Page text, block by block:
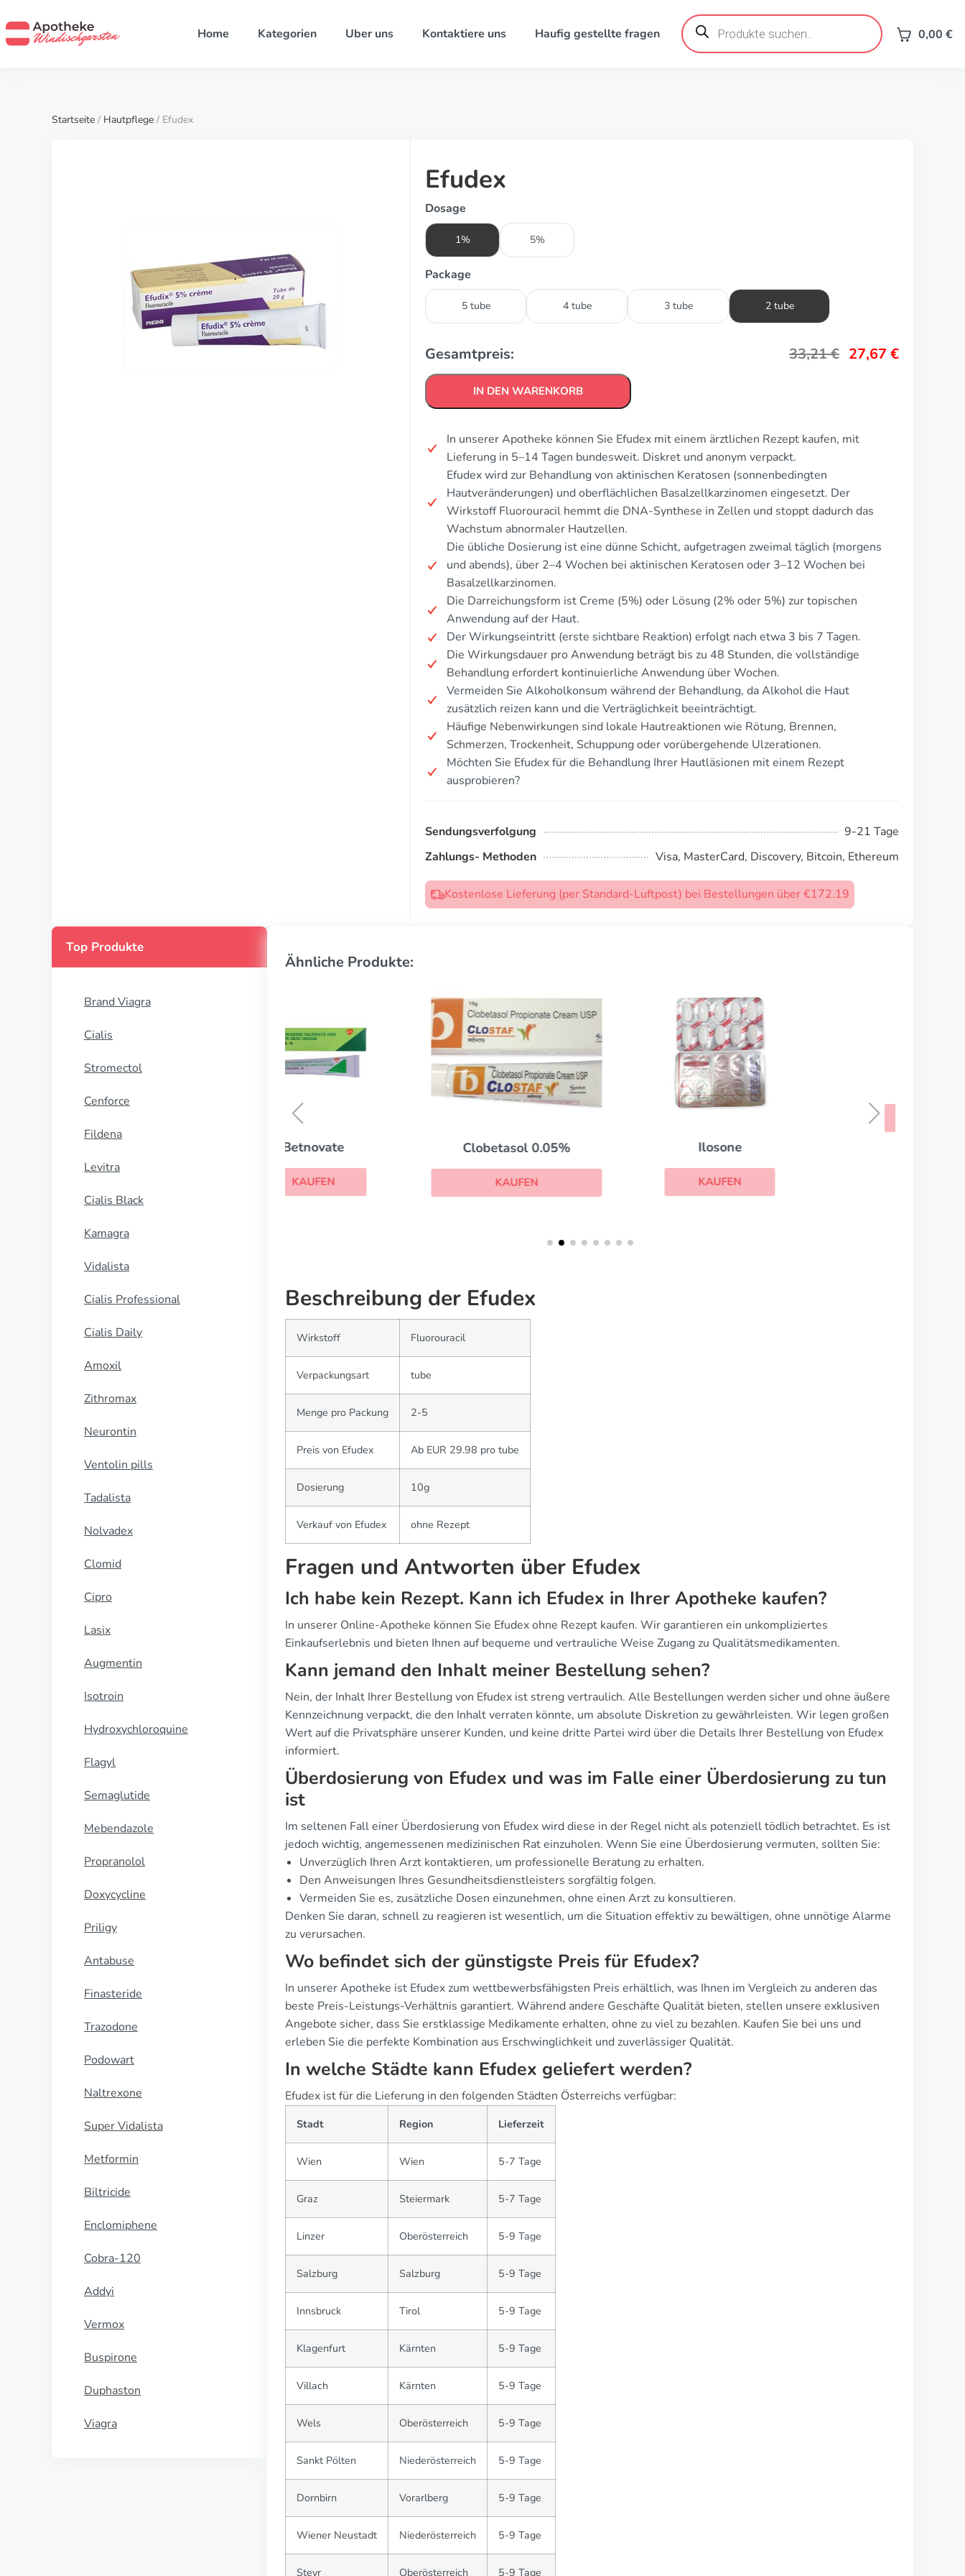
Home Kategorien Uber uns Kontaktiere uns Haufig gestellte fragen
Products
search 0,00 €
Startseite / Hautpflege / Efudex
Efudex
Dosage
1% 5%
Package
5 tube 4 tube 3 tube 2 tube
Gesamtpreis: 33,21€ 27,67 €
IN DEN WARENKORB
In unserer Apotheke können Sie Efudex mit einem ärztlichen Rezept kaufen, mit
Lieferung in 5–14 Tagen bundesweit. Diskret und anonym verpackt.
Efudex wird zur Behandlung von aktinischen Keratosen (sonnenbedingten
Hautveränderungen) und oberflächlichen Basalzellkarzinomen eingesetzt. Der
Wirkstoff Fluorouracil hemmt die DNA-Synthese in Zellen und stoppt dadurch das
Wachstum abnormaler Hautzellen.
Die übliche Dosierung ist eine dünne Schicht, aufgetragen zweimal täglich (morgens
und abends), über 2–4 Wochen bei aktinischen Keratosen oder 3–12 Wochen bei
Basalzellkarzinomen.
Die Darreichungsform ist Creme (5%) oder Lösung (2% oder 5%) zur topischen
Anwendung auf der Haut.
Der Wirkungseintritt (erste sichtbare Reaktion) erfolgt nach etwa 3 bis 7 Tagen.
Die Wirkungsdauer pro Anwendung beträgt bis zu 48 Stunden, die vollständige
Behandlung erfordert kontinuierliche Anwendung über Wochen.
Vermeiden Sie Alkoholkonsum während der Behandlung, da Alkohol die Haut
zusätzlich reizen kann und die Verträglichkeit beeinträchtigt.
Häufige Nebenwirkungen sind lokale Hautreaktionen wie Rötung, Brennen,
Schmerzen, Trockenheit, Schuppung oder vorübergehende Ulzerationen.
Möchten Sie Efudex für die Behandlung Ihrer Hautläsionen mit einem Rezept
ausprobieren?
Sendungsverfolgung
9-21 Tage
Zahlungs- Methoden
Visa, MasterCard, Discovery, Bitcoin, Ethereum
Kostenlose Lieferung (per Standard-Luftpost) bei Bestellungen über €172.19
Top Produkte
Brand Viagra
Cialis
Stromectol
Cenforce
Fildena
Levitra
Cialis Black
Kamagra
Vidalista
Cialis Professional
Cialis Daily
Amoxil
Zithromax
Neurontin
Ventolin pills
Tadalista
Nolvadex
Clomid
Cipro
Lasix
Augmentin
Isotroin
Hydroxychloroquine
Flagyl
Semaglutide
Mebendazole
Propranolol
Doxycycline
Priligy
Antabuse
Finasteride
Trazodone
Podowart
Naltrexone
Super Vidalista
Metformin
Biltricide
Enclomiphene
Cobra-120
Addyi
Vermox
Buspirone
Duphaston
Viagra
Ähnliche Produkte:
Clobetasol 0.05% Ilosone
Beschreibung der Efudex
Wirkstoff Fluorouracil
Verpackungsart tube
Menge pro Packung 2-5
Preis von Efudex Ab EUR 29.98 pro tube
Dosierung 10g
Verkauf von Efudex ohne Rezept
Fragen und Antworten über Efudex
Ich habe kein Rezept. Kann ich Efudex in Ihrer Apotheke kaufen?
In unserer Online-Apotheke können Sie Efudex ohne Rezept kaufen. Wir garantieren ein unkompliziertes
Einkaufserlebnis und bieten Ihnen auf bequeme und vertrauliche Weise Zugang zu Qualitätsmedikamenten.
Kann jemand den Inhalt meiner Bestellung sehen?
Nein, der Inhalt Ihrer Bestellung von Efudex ist streng vertraulich. Alle Bestellungen werden sicher und ohne äußere
Kennzeichnung verpackt, die den Inhalt verraten könnte, um absolute Diskretion zu gewährleisten. Wir legen großen
Wert auf die Privatsphäre unserer Kunden, und keine dritte Partei wird über die Details Ihrer Bestellung von Efudex
informiert.
Überdosierung von Efudex und was im Falle einer Überdosierung zu tun
ist
Im seltenen Fall einer Überdosierung von Efudex wird diese in der Regel nicht als potenziell tödlich betrachtet. Es ist
jedoch wichtig, angemessenen medizinischen Rat einzuholen. Wenn Sie eine Überdosierung vermuten, sollten Sie:
Unverzüglich Ihren Arzt kontaktieren, um professionelle Beratung zu erhalten.
Den Anweisungen Ihres Gesundheitsdienstleisters sorgfältig folgen.
Vermeiden Sie es, zusätzliche Dosen einzunehmen, ohne einen Arzt zu konsultieren.
Denken Sie daran, schnell zu reagieren ist wesentlich, um die Situation effektiv zu bewältigen, ohne unnötige Alarme
zu verursachen.
Wo befindet sich der günstigste Preis für Efudex?
In unserer Apotheke ist Efudex zum wettbewerbsfähigsten Preis erhältlich, was Ihnen im Vergleich zu anderen das
beste Preis-Leistungs-Verhältnis garantiert. Während andere Geschäfte Qualität bieten, stellen unsere exklusiven
Angebote sicher, dass Sie erstklassige Medikamente erhalten, ohne zu viel zu bezahlen. Kaufen Sie bei uns und
erleben Sie die perfekte Kombination aus Erschwinglichkeit und zuverlässiger Qualität.
In welche Städte kann Efudex geliefert werden?
Efudex ist für die Lieferung in den folgenden Städten Österreichs verfügbar:
Stadt Region Lieferzeit
Wien Wien 5-7 Tage
Graz Steiermark 5-7 Tage
Linzer Oberösterreich 5-9 Tage
Salzburg Salzburg 5-9 Tage
Innsbruck Tirol 5-9 Tage
Klagenfurt Kärnten 5-9 Tage
Villach Kärnten 5-9 Tage
Wels Oberösterreich 5-9 Tage
Sankt Pölten Niederösterreich 5-9 Tage
Dornbirn Vorarlberg 5-9 Tage
Wiener Neustadt Niederösterreich 5-9 Tage
Steyr Oberösterreich 5-9 Tage